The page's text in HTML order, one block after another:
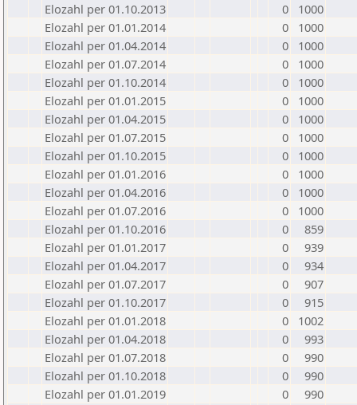
Elozahl per 01.10.2013
0
1000
Elozahl per 01.01.2014
0
1000
Elozahl per 01.04.2014
0
1000
Elozahl per 01.07.2014
0
1000
Elozahl per 01.10.2014
0
1000
Elozahl per 01.01.2015
0
1000
Elozahl per 01.04.2015
0
1000
Elozahl per 01.07.2015
0
1000
Elozahl per 01.10.2015
0
1000
Elozahl per 01.01.2016
0
1000
Elozahl per 01.04.2016
0
1000
Elozahl per 01.07.2016
0
1000
Elozahl per 01.10.2016
0
859
Elozahl per 01.01.2017
0
939
Elozahl per 01.04.2017
0
934
Elozahl per 01.07.2017
0
907
Elozahl per 01.10.2017
0
915
Elozahl per 01.01.2018
0
1002
Elozahl per 01.04.2018
0
993
Elozahl per 01.07.2018
0
990
Elozahl per 01.10.2018
0
990
Elozahl per 01.01.2019
0
990